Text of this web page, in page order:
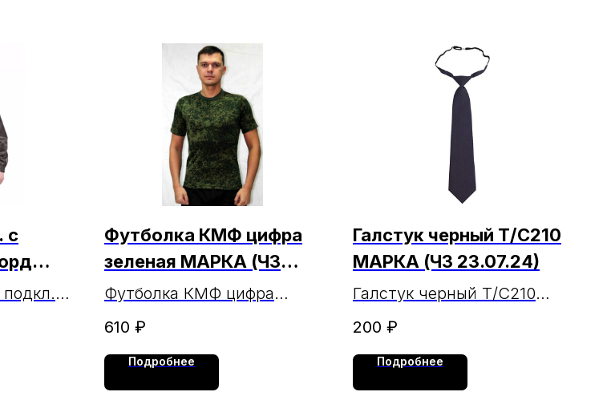
с
подкл./
Футболка КМФ цифра
зеленая МАРКА (ЧЗ
17.02.2025г.)
Футболка КМФ цифра
зеленая МАРКА
610 ₽
Подробнее
Галстук черный Т/С210
МАРКА (ЧЗ 23.07.24)
Галстук черный Т/С210
МАРКА
200 ₽
Подробнее